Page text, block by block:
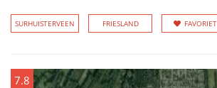
SURHUISTERVEEN FRIESLAND FAVORIET
7.8